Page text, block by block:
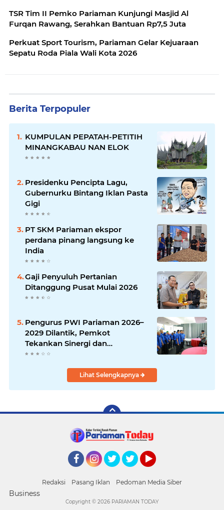
TSR Tim II Pemko Pariaman Kunjungi Masjid Al
Furqan Rawang, Serahkan Bantuan Rp7,5 Juta
Perkuat Sport Tourism, Pariaman Gelar Kejuaraan
Sepatu Roda Piala Wali Kota 2026
Berita Terpopuler
KUMPULAN PEPATAH-PETITIH
MINANGKABAU NAN ELOK
Presidenku Pencipta Lagu,
Gubernurku Bintang Iklan Pasta
Gigi
PT SKM Pariaman ekspor
perdana pinang langsung ke
India
Gaji Penyuluh Pertanian
Ditanggung Pusat Mulai 2026
Pengurus PWI Pariaman 2026–
2029 Dilantik, Pemkot
Tekankan Sinergi dan
Profesionalisme Pers
Lihat Selengkapnya
Redaksi Pasang Iklan Pedoman Media Siber
Business
Copyright © 2026 PARIAMAN TODAY